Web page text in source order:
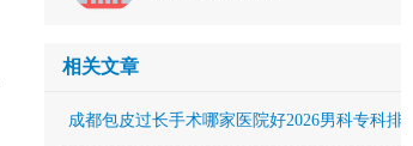
相关文章
成都包皮过长手术哪家医院好2026男科专科排名